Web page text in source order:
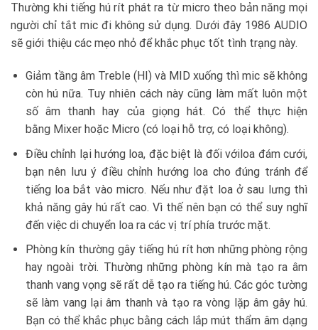
Thường khi tiếng hú rít phát ra từ micro theo bản năng mọi
người chỉ tắt mic đi không sử dụng. Dưới đây 1986 AUDIO
sẽ giới thiệu các mẹo nhỏ để khắc phục tốt tình trạng này.
Giảm tầng âm Treble (HI) và MID xuống thì mic sẽ không
còn hú nữa. Tuy nhiên cách này cũng làm mất luôn một
số âm thanh hay của giọng hát. Có thể thực hiện
bằng Mixer hoặc Micro (có loại hỗ trợ, có loại không).
Điều chỉnh lại hướng loa, đặc biệt là đối vớiloa đám cưới,
bạn nên lưu ý điều chỉnh hướng loa cho đúng tránh để
tiếng loa bắt vào micro. Nếu như đặt loa ở sau lưng thì
khả năng gây hú rất cao. Vì thế nên bạn có thể suy nghĩ
đến việc di chuyển loa ra các vị trí phía trước mặt.
Phòng kín thường gây tiếng hú rít hơn những phòng rộng
hay ngoài trời. Thường những phòng kín mà tạo ra âm
thanh vang vọng sẽ rất dễ tạo ra tiếng hú. Các góc tường
sẽ làm vang lại âm thanh và tạo ra vòng lặp âm gây hú.
Bạn có thể khắc phục bằng cách lắp mút thẩm âm dạng